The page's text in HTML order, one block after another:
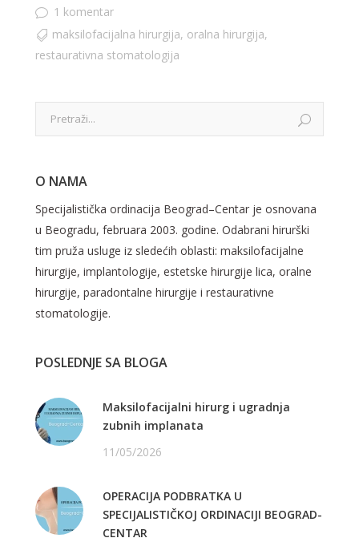
1 komentar
maksilofacijalna hirurgija, oralna hirurgija,
restaurativna stomatologija
O NAMA
Specijalistička ordinacija Beograd–Centar je osnovana
u Beogradu, februara 2003. godine. Odabrani hirurški
tim pruža usluge iz sledećih oblasti: maksilofacijalne
hirurgije, implantologije, estetske hirurgije lica, oralne
hirurgije, paradontalne hirurgije i restaurativne
stomatologije.
POSLEDNJE SA BLOGA
Maksilofacijalni hirurg i ugradnja
zubnih implanata
11/05/2026
OPERACIJA PODBRATKA U
SPECIJALISTIČKOJ ORDINACIJI BEOGRAD-
CENTAR